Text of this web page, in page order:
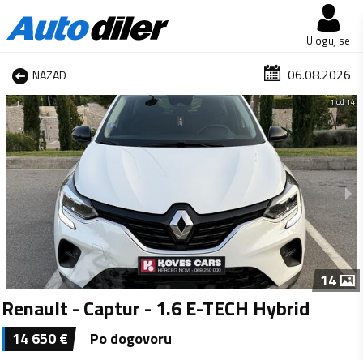
Uloguj se
NAZAD 06.08.2026
1 od 14
14
Renault - Captur - 1.6 E-TECH Hybrid
14 650€ Po dogovoru